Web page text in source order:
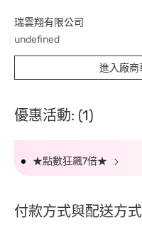
瑞雲翔有限公司
undefined
進入廠商
優惠活動: (1)
★點數狂飆7倍★
付款方式與配送方式